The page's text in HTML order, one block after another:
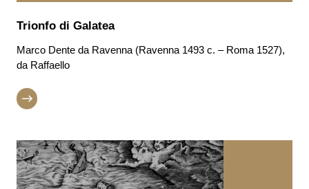
Trionfo di Galatea
Marco Dente da Ravenna (Ravenna 1493 c. – Roma 1527),
da Raffaello